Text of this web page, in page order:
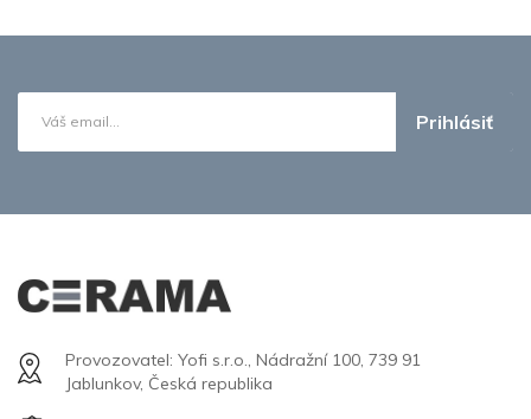
Prihlásiť
Provozovatel: Yofi s.r.o., Nádražní 100, 739 91
Jablunkov, Česká republika